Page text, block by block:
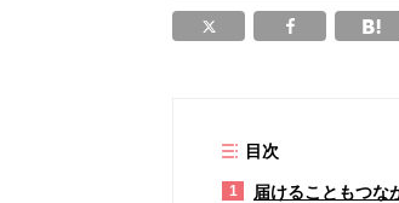
目次
1 届けることもつな